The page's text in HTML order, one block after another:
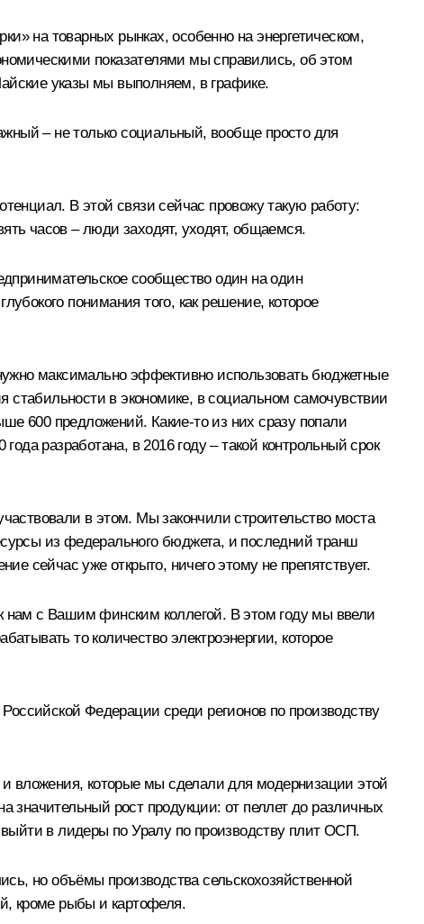
на товарных рынках, особенно на энергетическом,
показателями мы справились, об этом
указы мы выполняем, в графике.
– не только социальный, вообще просто для
В этой связи сейчас провожу такую работу:
часов – люди заходят, уходят, общаемся.
сообщество один на один
понимания того, как решение, которое
максимально эффективно использовать бюджетные
в экономике, в социальном самочувствии
600 предложений. Какие‑то из них сразу попали
разработана, в 2016 году – такой контрольный срок
в этом. Мы закончили строительство моста
из федерального бюджета, и последний транш
сейчас уже открыто, ничего этому не препятствует.
нам с Вашим финским коллегой. В этом году мы ввели
то количество электроэнергии, которое
Федерации среди регионов по производству
вложения, которые мы сделали для модернизации этой
значительный рост продукции: от пеллет до различных
в лидеры по Уралу по производству плит ОСП.
но объёмы производства сельскохозяйственной
кроме рыбы и картофеля.